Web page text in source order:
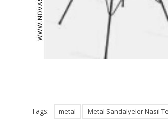
Tags: metal Metal Sandalyeler Nasıl